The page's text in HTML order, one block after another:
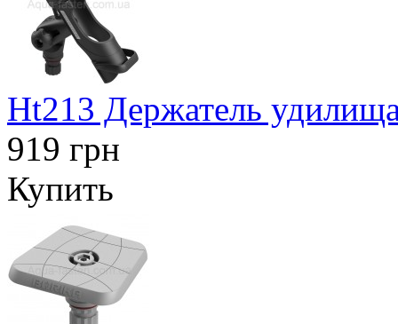
Ht213 Держатель
919 грн
Купить